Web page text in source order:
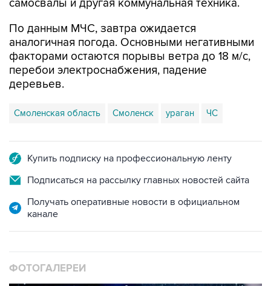
самосвалы и другая коммунальная техника.
По данным МЧС, завтра ожидается
аналогичная погода. Основными негативными
факторами остаются порывы ветра до 18 м/с,
перебои электроснабжения, падение
деревьев.
Смоленская область Смоленск ураган ЧС
Купить подписку на профессиональную ленту
Подписаться на рассылку главных новостей сайта
Получать оперативные новости в официальном
канале
ФОТОГАЛЕРЕИ